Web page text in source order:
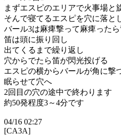
まずエスピのエリアで火事場と
そんで寝てるエスピを穴に落と
バール3は麻痺撃って麻痺った
笛は頭に振り回し
出てくるまで繰り返し
穴からでたら笛が閃光投げる
エスピの横からバールが角に撃
眠らせて穴へ
2回目の穴の途中で終わります
約50発程度3～4分です
04/16 02:27
[CA3A]